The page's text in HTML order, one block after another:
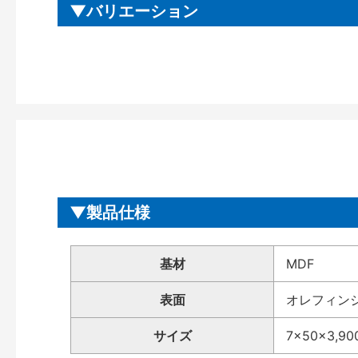
バリエーション
製品仕様
基材 MDF
表面 オレフィン
サイズ